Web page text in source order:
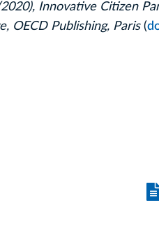
Innovative Citizen
OECD Publishing, Paris(